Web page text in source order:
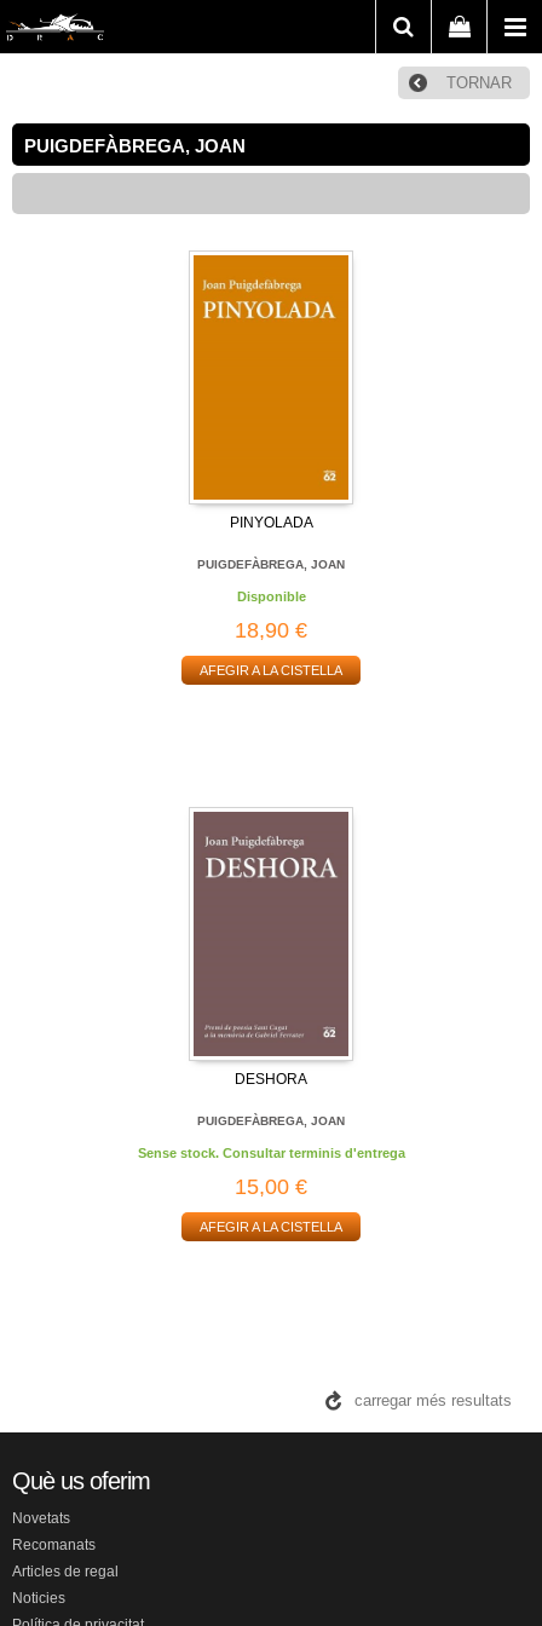
TORNAR
PUIGDEFÀBREGA, JOAN
PINYOLADA
PUIGDEFÀBREGA, JOAN
Disponible
18,90 €
AFEGIR A LA CISTELLA
DESHORA
PUIGDEFÀBREGA, JOAN
Sense stock. Consultar terminis d'entrega
15,00 €
AFEGIR A LA CISTELLA
carregar més resultats
Què us oferim
Novetats
Recomanats
Articles de regal
Noticies